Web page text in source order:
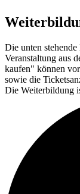
Die unten
Veranstaltung aus
kaufen" können
sowie die
Die Weiterbildung